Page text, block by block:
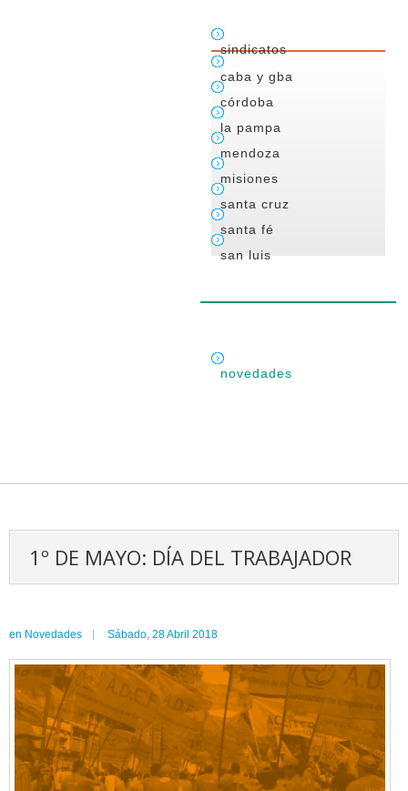
sindicatos
caba y gba
córdoba
la pampa
mendoza
misiones
santa cruz
santa fé
san luis
novedades
1º DE MAYO: DÍA DEL TRABAJADOR
en Novedades Sábado, 28 Abril 2018